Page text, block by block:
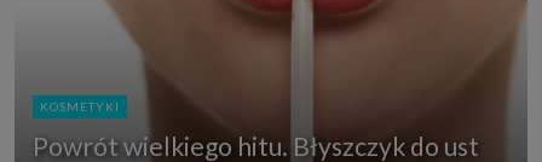
KOSMETYKI
Powrót wielkiego hitu. Błyszczyk do ust